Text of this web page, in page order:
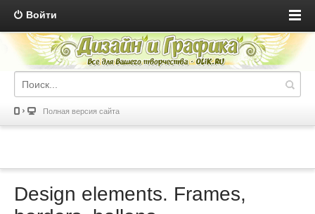
Войти
Полная версия сайта
Design elements. Frames,